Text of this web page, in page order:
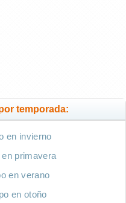
temporada:
en invierno
primavera
en verano
en otoño